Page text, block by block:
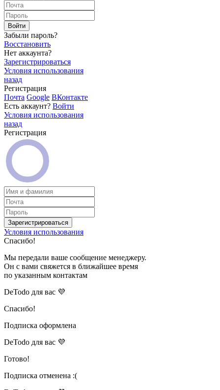
Войти
Забыли пароль?
Восстановить
Нет аккаунта?
Зарегистрироваться
Условия использования
назад
Регистрация
Почта Google ВКонтакте
Есть аккаунт? Войти
Условия использования
назад
Регистрация
Зарегистрироваться
Условия использования
Спасибо!
Мы передали ваше сообщение менеджеру.
Он с вами свяжется в ближайшее время
по указанным контактам
DeTodo для вас 💜
Спасибо!
Подписка оформлена
DeTodo для вас 💜
Готово!
Подписка отменена :(